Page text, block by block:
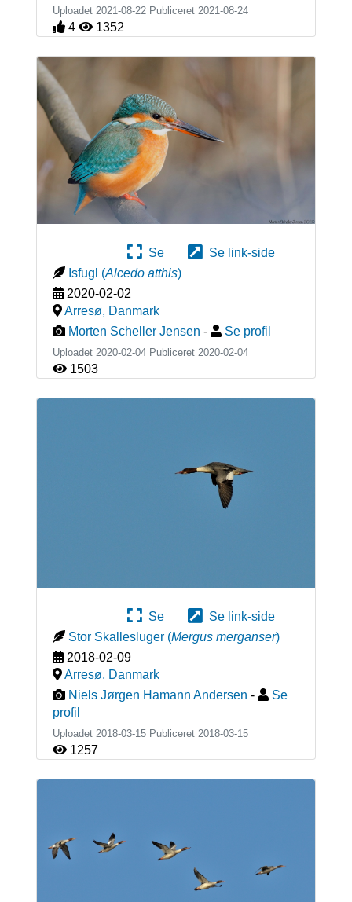
Uploadet 2021-08-22 Publiceret 2021-08-24
4 1352
Se
Se link-side
Isfugl (Alcedo atthis)
2020-02-02
Arresø, Danmark
Morten Scheller Jensen - Se profil
Uploadet 2020-02-04 Publiceret 2020-02-04
1503
Se
Se link-side
Stor Skallesluger (Mergus merganser)
2018-02-09
Arresø, Danmark
Niels Jørgen Hamann Andersen -
Se
profil
Uploadet 2018-03-15 Publiceret 2018-03-15
1257